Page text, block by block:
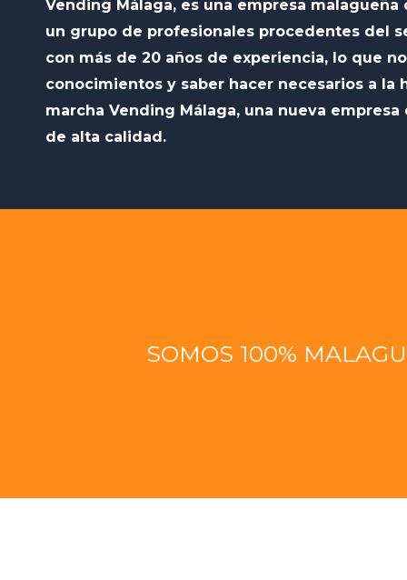
Vending Málaga, es una empresa malagueña
un grupo de profesionales procedentes del
con más de 20 años de experiencia, lo que
conocimientos y saber hacer necesarios a la
marcha Vending Málaga, una nueva
de alta calidad.
SOMOS 100%